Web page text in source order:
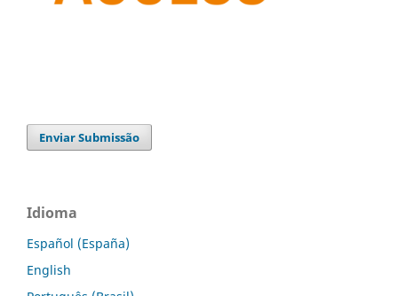
Enviar Submissão
Idioma
Español (España)
English